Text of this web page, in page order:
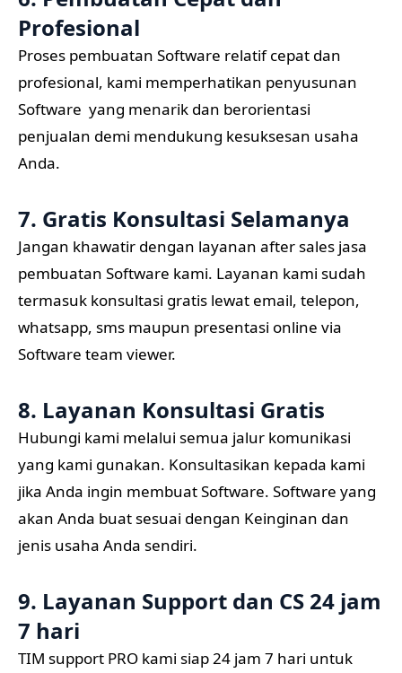
Profesional
Proses pembuatan Software relatif cepat dan
profesional, kami memperhatikan penyusunan
Software yang menarik dan berorientasi
penjualan demi mendukung kesuksesan usaha
Anda.
7. Gratis Konsultasi Selamanya
Jangan khawatir dengan layanan after sales jasa
pembuatan Software kami. Layanan kami sudah
termasuk konsultasi gratis lewat email, telepon,
whatsapp, sms maupun presentasi online via
Software team viewer.
8. Layanan Konsultasi Gratis
Hubungi kami melalui semua jalur komunikasi
yang kami gunakan. Konsultasikan kepada kami
jika Anda ingin membuat Software. Software yang
akan Anda buat sesuai dengan Keinginan dan
jenis usaha Anda sendiri.
9. Layanan Support dan CS 24 jam
7 hari
TIM support PRO kami siap 24 jam 7 hari untuk